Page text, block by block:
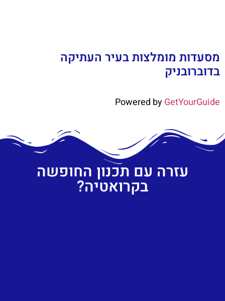
מסעדות מומלצות בעיר העתיקה
בדוברובניק
Powered byGetYourGuide
עזרה עם תכנון החופשה
בקרואטיה?